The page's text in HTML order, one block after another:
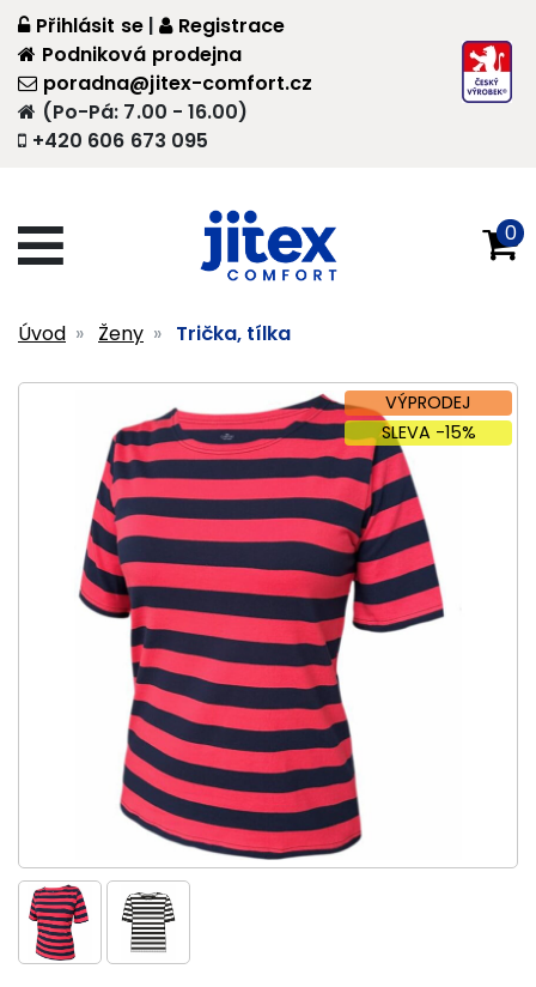
+420 606 673 095
(Po-Pá: 7.00 - 16.00)
poradna@jitex-comfort.cz
Přihlásit se |
Registrace
Podniková prodejna
0
Úvod Ženy Trička, tílka
VÝPRODEJ
SLEVA -15%